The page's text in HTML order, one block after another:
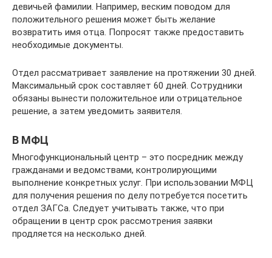
девичьей фамилии. Например, веским поводом для
положительного решения может быть желание
возвратить имя отца. Попросят также предоставить
необходимые документы.
Отдел рассматривает заявление на протяжении 30 дней.
Максимальный срок составляет 60 дней. Сотрудники
обязаны вынести положительное или отрицательное
решение, а затем уведомить заявителя.
В МФЦ
Многофункциональный центр – это посредник между
гражданами и ведомствами, контролирующими
выполнение конкретных услуг. При использовании МФЦ
для получения решения по делу потребуется посетить
отдел ЗАГСа. Следует учитывать также, что при
обращении в центр срок рассмотрения заявки
продляется на несколько дней.